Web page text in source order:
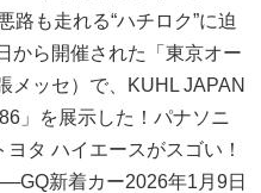
路も走れる“ハチロク”に迫
から開催された「東京オー
メッセ）で、KUHL JAPAN
」を展示した！パナソニ
タ ハイエースがスゴい！
新着カー2026年1月9日